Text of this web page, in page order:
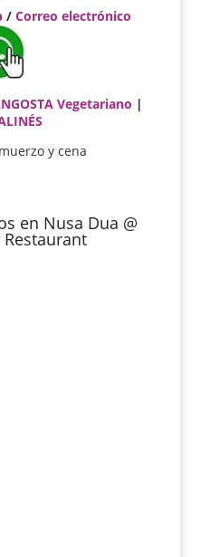
/Correo electrónico
Vegetariano |
y cena
en Nusa Dua @
Restaurant